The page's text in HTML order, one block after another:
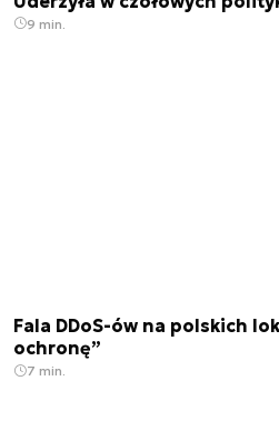
9 min.
Fala DDoS-ów na polskich
ochronę”
7 min.